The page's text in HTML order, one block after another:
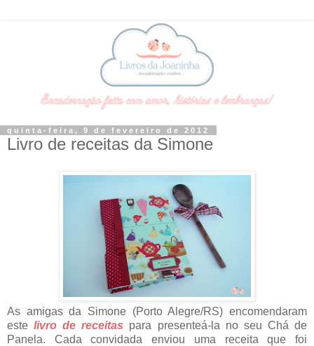
quinta-feira, 9 de fevereiro de 2012
Livro de receitas da Simone
As amigas da Simone (Porto Alegre/RS) encomendaram
estelivro de receitas para presenteá-la no seu Chá de
Panela. Cada convidada enviou uma receita que foi